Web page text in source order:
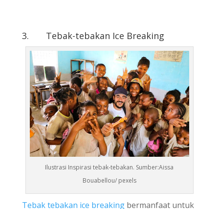
3. Tebak-tebakan Ice Breaking
Ilustrasi Inspirasi tebak-tebakan. Sumber:Aissa
Bouabellou/ pexels
Tebak tebakan ice breakingbermanfaat untuk